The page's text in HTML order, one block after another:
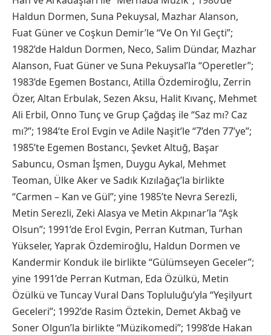
Haldun Dormen, Suna Pekuysal, Mazhar Alanson,
Fuat Güner ve Coşkun Demir’le “Ve On Yıl Geçti”;
1982’de Haldun Dormen, Neco, Salim Dündar, Mazhar
Alanson, Fuat Güner ve Suna Pekuysal’la “Operetler”;
1983’de Egemen Bostancı, Atilla Özdemiroğlu, Zerrin
Özer, Altan Erbulak, Sezen Aksu, Halit Kıvanç, Mehmet
Ali Erbil, Onno Tunç ve Grup Çağdaş ile “Saz mı? Caz
mı?”; 1984’te Erol Evgin ve Adile Naşit’le “7’den 77’ye”;
1985’te Egemen Bostancı, Şevket Altuğ, Başar
Sabuncu, Osman İşmen, Duygu Aykal, Mehmet
Teoman, Ülke Aker ve Sadık Kızılağaç’la birlikte
“Carmen – Kan ve Gül”; yine 1985’te Nevra Serezli,
Metin Serezli, Zeki Alasya ve Metin Akpınar’la “Aşk
Olsun”; 1991’de Erol Evgin, Perran Kutman, Turhan
Yükseler, Yaprak Özdemiroğlu, Haldun Dormen ve
Kandermir Konduk ile birlikte “Gülümseyen Geceler”;
yine 1991’de Perran Kutman, Eda Özülkü, Metin
Özülkü ve Tuncay Vural Dans Topluluğu’yla “Yeşilyurt
Geceleri”; 1992’de Rasim Öztekin, Demet Akbağ ve
Soner Olgun’la birlikte “Müzikomedi”; 1998’de Hakan